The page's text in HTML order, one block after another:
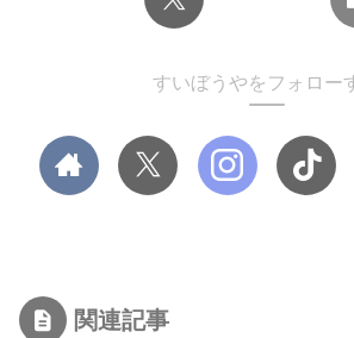
すいぼうやをフォロー
関連記事